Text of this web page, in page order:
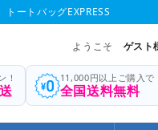
ートバッグEXPRESS
ようこそ ゲスト
！ 11,000円以上ご購入で
全国送料無料